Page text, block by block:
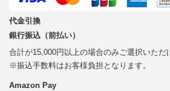
代金引換
銀行振込（前払い）
合計が15,000円以上の場合のみご選択いただ
※振込手数料はお客様負担となります。
Amazon Pay